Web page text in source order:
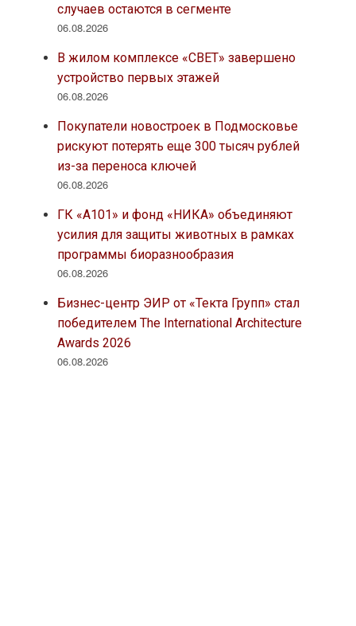
случаев остаются в сегменте
06.08.2026
В жилом комплексе «СВЕТ» завершено
устройство первых этажей
06.08.2026
Покупатели новостроек в Подмосковье
рискуют потерять еще 300 тысяч рублей
из-за переноса ключей
06.08.2026
ГК «А101» и фонд «НИКА» объединяют
усилия для защиты животных в рамках
программы биоразнообразия
06.08.2026
Бизнес-центр ЭИР от «Текта Групп» стал
победителем The International Architecture
Awards 2026
06.08.2026